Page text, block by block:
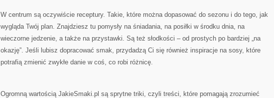
W centrum są oczywiście receptury. Takie, które można dopasować do sezonu i do tego, jak
wygląda Twój plan. Znajdziesz tu pomysły na śniadania, na posiłki w środku dnia, na
wieczorne jedzenie, a także na przystawki. Są też słodkości – od prostych po bardziej „na
okazję”. Jeśli lubisz dopracować smak, przydadzą Ci się również inspiracje na sosy, które
potrafią zmienić zwykłe danie w coś, co robi różnicę.
Ogromną wartością JakieSmaki.pl są sprytne triki, czyli treści, które pomagają zrozumieć